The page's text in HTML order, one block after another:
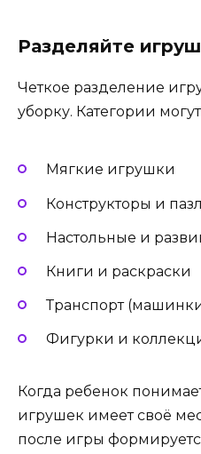
Разделяйте
Четкое разделение
уборку. Категории
Мягкие игрушки
Конструкторы и
Настольные и
Книги и раскраски
Транспорт
Фигурки и
Когда ребенок
игрушек имеет своё
после игры